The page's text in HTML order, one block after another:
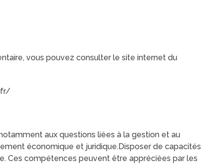
vous pouvez consulter le site internet du
aux questions liées à la gestion et au
économique et juridique.Disposer de capacités
Ces compétences peuvent être appréciées par les